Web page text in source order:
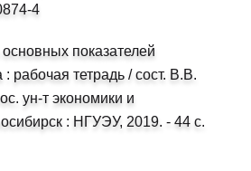
4
показателей
: рабочая тетрадь / сост. В.В.
ун-т экономики и
: НГУЭУ, 2019. - 44 с.